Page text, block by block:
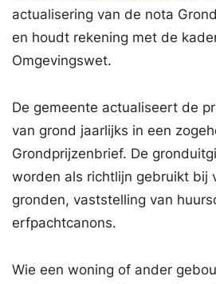
actualisering van de nota
en houdt rekening met de
Omgevingswet.
De gemeente actualiseert de
van grond jaarlijks in een
Grondprijzenbrief. De
worden als richtlijn gebruikt bij
gronden, vaststelling van
erfpachtcanons.
Wie een woning of ander